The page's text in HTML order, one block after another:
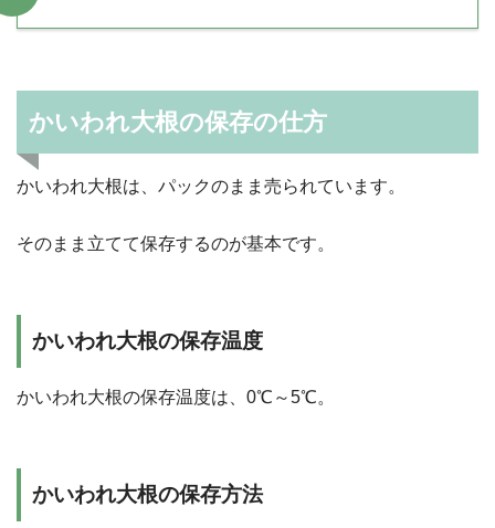
かいわれ大根の保存の仕方
かいわれ大根は、パックのまま売られています。
そのまま立てて保存するのが基本です。
かいわれ大根の保存温度
かいわれ大根の保存温度は、0℃～5℃。
かいわれ大根の保存方法